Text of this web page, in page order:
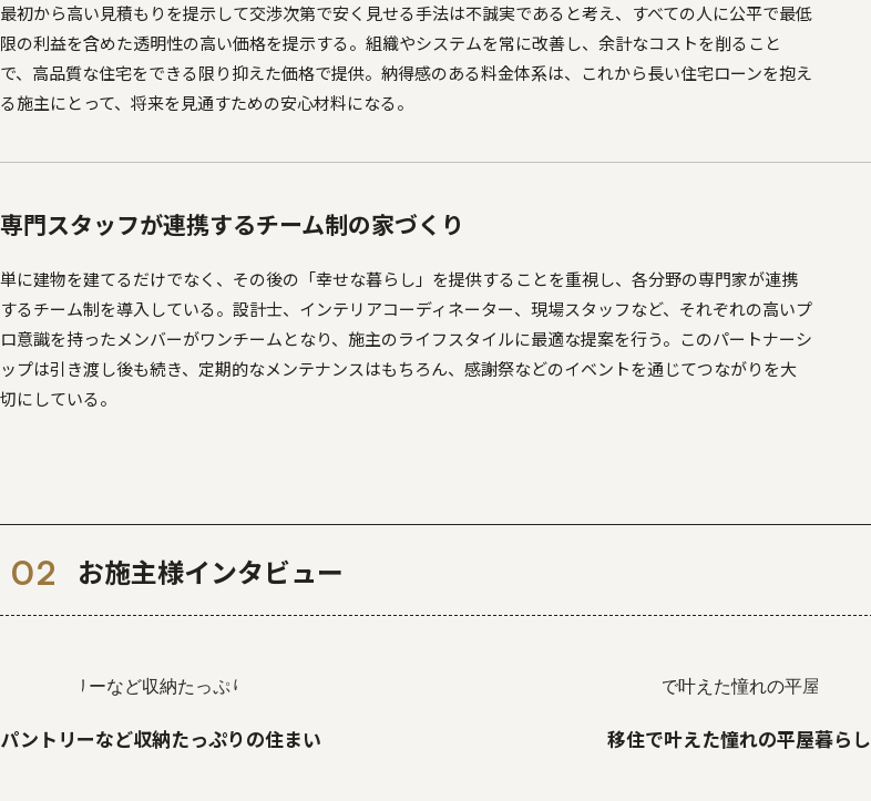
最初から高い見積もりを提示して交渉次第で安く見せる手法は不誠実であると考え、すべての人に公平で最低
限の利益を含めた透明性の高い価格を提示する。組織やシステムを常に改善し、余計なコストを削ること
で、高品質な住宅をできる限り抑えた価格で提供。納得感のある料金体系は、これから長い住宅ローンを抱え
る施主にとって、将来を見通すための安心材料になる。
専門スタッフが連携するチーム制の家づくり
単に建物を建てるだけでなく、その後の「幸せな暮らし」を提供することを重視し、各分野の専門家が連携
するチーム制を導入している。設計士、インテリアコーディネーター、現場スタッフなど、それぞれの高いプ
ロ意識を持ったメンバーがワンチームとなり、施主のライフスタイルに最適な提案を行う。このパートナーシ
ップは引き渡し後も続き、定期的なメンテナンスはもちろん、感謝祭などのイベントを通じてつながりを大
切にしている。
お施主様インタビュー
パントリーなど収納たっぷりの住まい 移住で叶えた憧れの平屋暮らし